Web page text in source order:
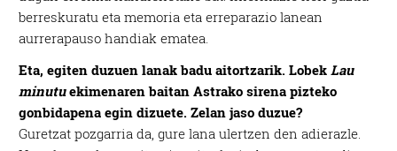
berreskuratu eta memoria eta erreparazio lanean
aurrerapauso handiak ematea.
Eta, egiten duzuen lanak badu aitortzarik. Lobek Lau
minutuekimenaren baitan Astrako sirena pizteko
gonbidapena egin dizuete. Zelan jaso duzue?
Guretzat pozgarria da, gure lana ulertzen den adierazle.